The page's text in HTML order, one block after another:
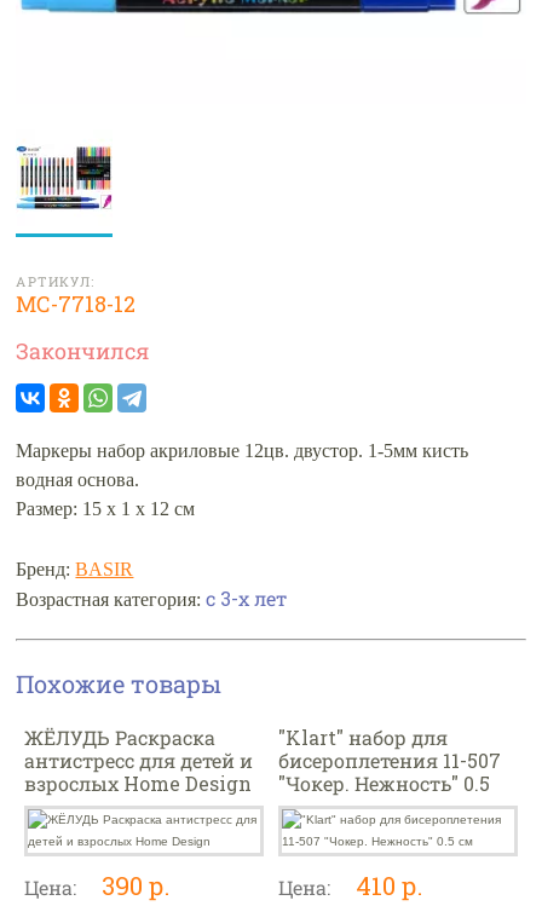
АРТИКУЛ:
МС-7718-12
Закончился
Маркеры набор акриловые 12цв. двустор. 1-5мм кисть
водная основа.
Размер: 15 х 1 х 12 см
Бренд:BASIR
Возрастная категория:с 3-х лет
Похожие товары
ЖЁЛУДЬ Раскраска
антистресс для детей и
взрослых Home Design
Цена: 390 р.
"Klart" набор для
бисероплетения 11-507
"Чокер. Нежность" 0.5
см
Цена: 410 р.